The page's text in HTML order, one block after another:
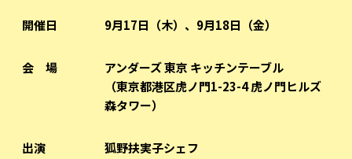
開催日 9月17日（木）、9月18日（金）
会 場
アンダーズ 東京 キッチンテーブル
（東京都港区虎ノ門1-23-4 虎ノ門ヒルズ
森タワー）
出演 狐野扶実子シェフ